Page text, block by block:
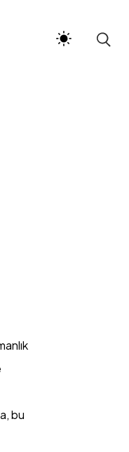
bu